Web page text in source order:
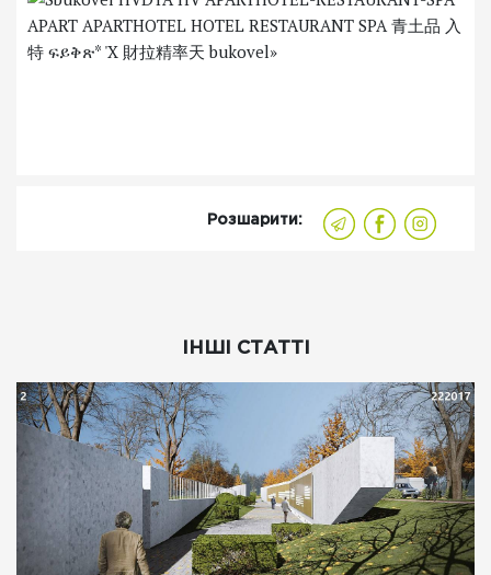
Розшарити:
ІНШІ СТАТТІ